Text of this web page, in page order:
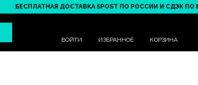
БЕСПЛАТНАЯ ДОСТАВКА 5POST ПО РОССИИ И СДЭК ПО
ВОЙТИ ИЗБРАННОЕ КОРЗИНА